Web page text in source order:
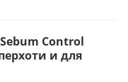
Control
и для